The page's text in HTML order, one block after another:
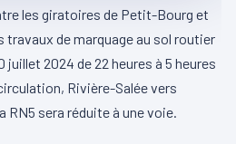
les giratoires de Petit-Bourg et
travaux de marquage au sol routier
2024 de 22 heures à 5 heures
Rivière-Salée vers
RN5 sera réduite à une voie.